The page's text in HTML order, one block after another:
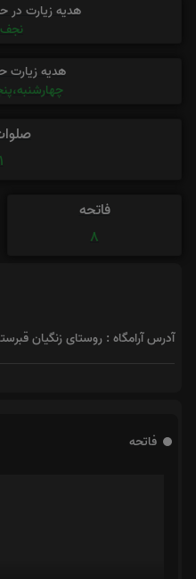
هدیه زیارت
هدیه زیارت
فاتحه
8
آدرس آرامگاه : روستای زنگیان
فاتحه